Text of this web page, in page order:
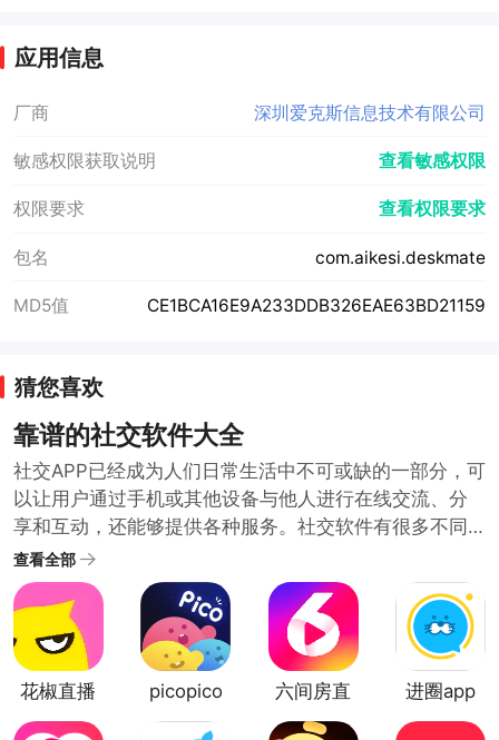
应用信息
厂商 深圳爱克斯信息技术有限公司
敏感权限获取说明 查看敏感权限
权限要求 查看权限要求
包名 com.aikesi.deskmate
MD5值 CE1BCA16E9A233DDB326EAE63BD21159
猜您喜欢
靠谱的社交软件大全
社交APP已经成为人们日常生活中不可或缺的一部分，可
以让用户通过手机或其他设备与他人进行在线交流、分
享和互动，还能够提供各种服务。社交软件有很多不同
的类型，兴趣爱好类社交软件，婚恋交友类社交软件，
工具类社交软件等。靠谱的社交软件大全中涵盖了各种
不同的领域和用户群体。推荐的都是比较真实靠谱的社
交类app。用户可以根据自己的兴趣和需求选择不同的社
交平台。
查看全部
花椒直播
app
picopico
六间房直
播
进圈app